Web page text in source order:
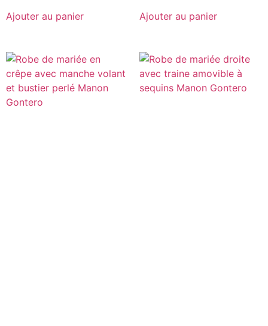
Ajouter au panier Ajouter au panier